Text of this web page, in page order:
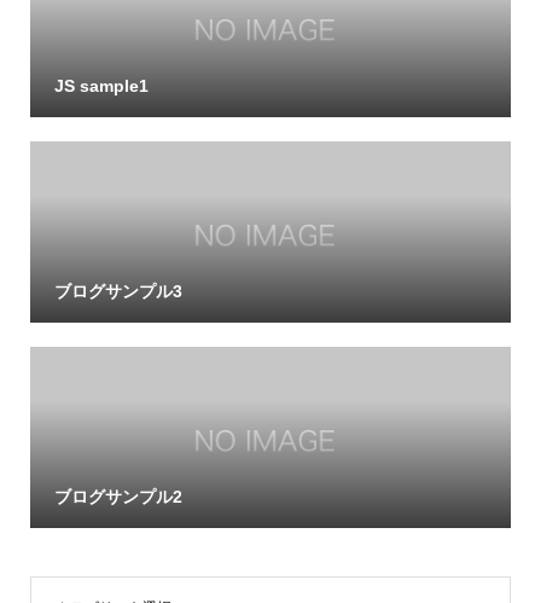
JS sample1
ブログサンプル3
ブログサンプル2